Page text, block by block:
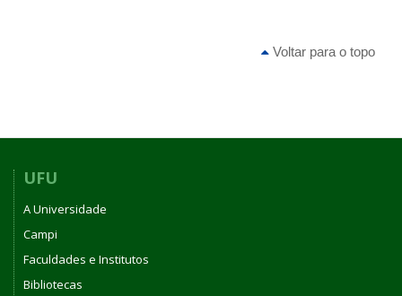
Voltar para o topo
UFU
A Universidade
Campi
Faculdades e Institutos
Bibliotecas